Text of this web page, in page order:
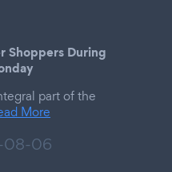
Shoppers During
part of the
More
08-06